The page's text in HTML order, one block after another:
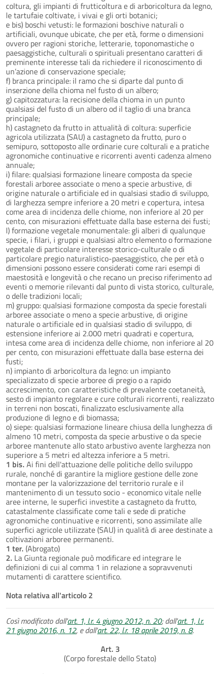
coltura, gli impianti di frutticoltura e di arboricoltura da legno,
le tartufaie coltivate, i vivai e gli orti botanici;
e bis) boschi vetusti: le formazioni boschive naturali o
artificiali, ovunque ubicate, che per età, forme o dimensioni
ovvero per ragioni storiche, letterarie, toponomastiche o
paesaggistiche, culturali o spirituali presentano caratteri di
preminente interesse tali da richiedere il riconoscimento di
un’azione di conservazione speciale;
f) branca principale: il ramo che si diparte dal punto di
inserzione della chioma nel fusto di un albero;
g) capitozzatura: la recisione della chioma in un punto
qualsiasi del fusto di un albero od il taglio di una branca
principale;
h) castagneto da frutto in attualità di coltura: superficie
agricola utilizzata (SAU) a castagneto da frutto, puro o
semipuro, sottoposto alle ordinarie cure colturali e a pratiche
agronomiche continuative e ricorrenti aventi cadenza almeno
annuale;
i) filare: qualsiasi formazione lineare composta da specie
forestali arboree associate o meno a specie arbustive, di
origine naturale o artificiale ed in qualsiasi stadio di sviluppo,
di larghezza sempre inferiore a 20 metri e copertura, intesa
come area di incidenza delle chiome, non inferiore al 20 per
cento, con misurazioni effettuate dalla base esterna dei fusti;
l) formazione vegetale monumentale: gli alberi di qualunque
specie, i filari, i gruppi e qualsiasi altro elemento o formazione
vegetale di particolare interesse storico-culturale o di
particolare pregio naturalistico-paesaggistico, che per età o
dimensioni possono essere considerati come rari esempi di
maestosità e longevità o che recano un preciso riferimento ad
eventi o memorie rilevanti dal punto di vista storico, culturale,
o delle tradizioni locali;
m) gruppo: qualsiasi formazione composta da specie forestali
arboree associate o meno a specie arbustive, di origine
naturale o artificiale ed in qualsiasi stadio di sviluppo, di
estensione inferiore ai 2.000 metri quadrati e copertura,
intesa come area di incidenza delle chiome, non inferiore al 20
per cento, con misurazioni effettuate dalla base esterna dei
fusti;
n) impianto di arboricoltura da legno: un impianto
specializzato di specie arboree di pregio o a rapido
accrescimento, con caratteristiche di prevalente coetaneità,
sesto di impianto regolare e cure colturali ricorrenti, realizzato
in terreni non boscati, finalizzato esclusivamente alla
produzione di legno e di biomassa;
o) siepe: qualsiasi formazione lineare chiusa della lunghezza di
almeno 10 metri, composta da specie arbustive o da specie
arboree mantenute allo stato arbustivo avente larghezza non
superiore a 5 metri ed altezza inferiore a 5 metri.
1 bis. Ai fini dell'attuazione delle politiche dello sviluppo
rurale, nonché di garantire la migliore gestione delle zone
montane per la valorizzazione del territorio rurale e il
mantenimento di un tessuto socio - economico vitale nelle
aree interne, le superfici investite a castagneto da frutto,
catastalmente classificate come tali e sede di pratiche
agronomiche continuative e ricorrenti, sono assimilate alle
superfici agricole utilizzate (SAU) in qualità di aree destinate a
coltivazioni arboree permanenti.
1 ter. (Abrogato)
2. La Giunta regionale può modificare ed integrare le
definizioni di cui al comma 1 in relazione a sopravvenuti
mutamenti di carattere scientifico.
Nota relativa all'articolo 2
Così modificato dall'art. 1, l.r. 4 giugno 2012, n. 20; dall'art. 1, l.r.
21 giugno 2016, n. 12, e dall'art. 22, l.r. 18 aprile 2019, n. 8.
Art. 3
(Corpo forestale dello Stato)